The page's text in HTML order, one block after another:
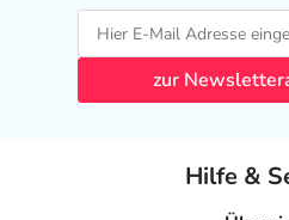
zur
Hilfe &